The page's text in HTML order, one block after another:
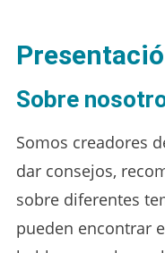
Sobre
Somos creadores
dar consejos,
sobre diferentes
pueden encontrar